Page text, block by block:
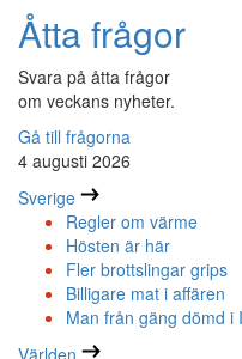
Åtta frågor
Svara på åtta frågor
om veckans nyheter.
Gå till frågorna
4 augusti 2026
Sverige
Regler om värme
Hösten är här
Fler brottslingar grips
Billigare mat i affären
Man från gäng dömd i